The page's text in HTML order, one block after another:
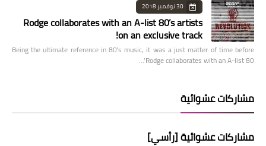
30 نوفمبر 2018
Rodge collaborates with an A-list 80’s artists
on an exclusive track!
Being the ultimate reference in 80’s music, it was a just matter of time before
Rodge collaborates with an A-list 80’…
مشاركات عشوائية
مشاركات عشوائية [رأسي]